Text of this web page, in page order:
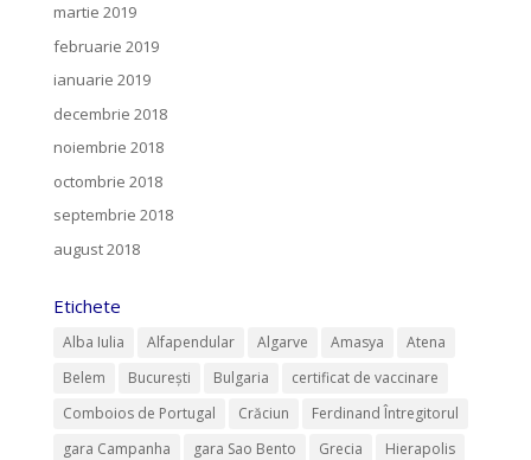
martie 2019
februarie 2019
ianuarie 2019
decembrie 2018
noiembrie 2018
octombrie 2018
septembrie 2018
august 2018
Etichete
Alba Iulia Alfapendular Algarve Amasya
Atena
Belem
București Bulgaria
certificat de vaccinare
Comboios de Portugal
Crăciun
Ferdinand Întregitorul
gara Campanha
gara Sao Bento Grecia
Hierapolis